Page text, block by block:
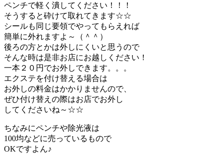
ペンチで軽く潰してください！！！
そうすると砕けて取れてきます☆☆
シールも同じ要領でやってもらえれば
簡単に外れますよ～（＾＾）
後ろの方とかは外しにくいと思うので
そんな時は是非お店にお越しください！
一本２０円でお外しできます。。。
エクステを付け替える場合は
お外しの料金はかかりませんので、
ぜひ付け替えの際はお店でお外し
してくださいね～☆☆
ちなみにペンチや除光液は
100均などに売っているもので
OKですよん♪